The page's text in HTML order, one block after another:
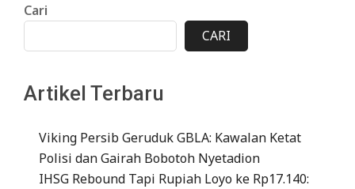
Cari
CARI
Artikel Terbaru
Viking Persib Geruduk GBLA: Kawalan Ketat
Polisi dan Gairah Bobotoh Nyetadion
IHSG Rebound Tapi Rupiah Loyo ke Rp17.140: